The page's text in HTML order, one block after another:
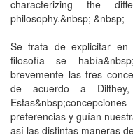
characterizing the
philosophy.&nbsp; &nbsp;
Se trata de explicitar
filosofía se
brevemente las tres
de acuerdo a
preferencias y guían
así las distintas maneras